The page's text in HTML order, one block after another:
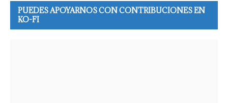
PUEDES APOYARNOS CON CONTRIBUCIONES EN
KO-FI